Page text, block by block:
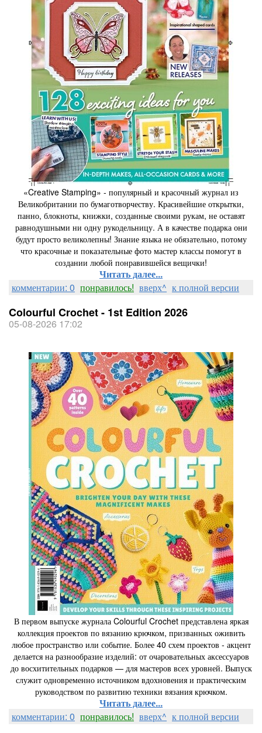
«Creative Stamping» - популярный и красочный журнал из
Великобритании по бумаготворчеству. Красивейшие открытки,
панно, блокноты, книжки, созданные своими рукам, не оставят
равнодушными ни одну рукодельницу. А в качестве подарка они
будут просто великолепны! Знание языка не обязательно, потому
что красочные и показательные фото мастер классы помогут в
создании любой понравившейся вещички!
Читать далее...
комментарии: 0 понравилось! вверх^ к полной версии
Colourful Crochet - 1st Edition 2026
05-08-2026 17:02
В первом выпуске журнала Colourful Crochet представлена ​​яркая
коллекция проектов по вязанию крючком, призванных оживить
любое пространство или событие. Более 40 схем проектов - акцент
делается на разнообразие изделий: от очаровательных аксессуаров
до восхитительных подарков — для мастеров всех уровней. Выпуск
служит одновременно источником вдохновения и практическим
руководством по развитию техники вязания крючком.
Читать далее...
комментарии: 0 понравилось! вверх^ к полной версии